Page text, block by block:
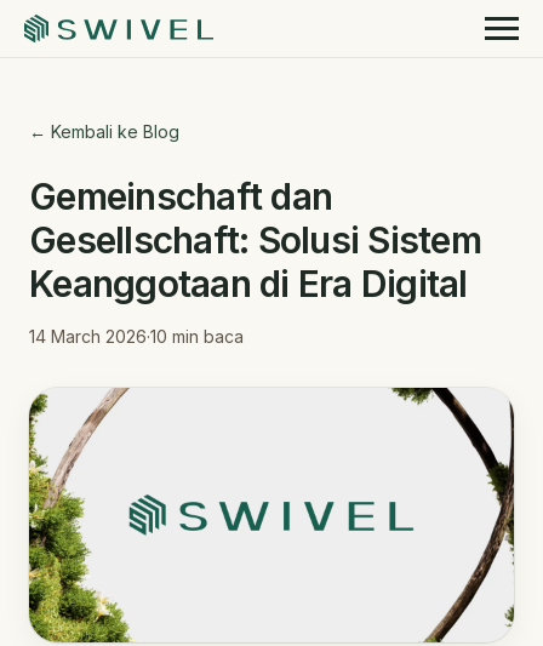
← Kembali ke Blog
Gemeinschaft dan
Gesellschaft: Solusi Sistem
Keanggotaan di Era Digital
14 March 2026·10 min baca